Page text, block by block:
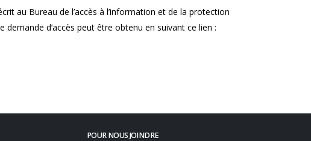
au Bureau de l’accès à l’information et de la protection
d’accès peut être obtenu en suivant ce lien :
POUR NOUS JOINDRE